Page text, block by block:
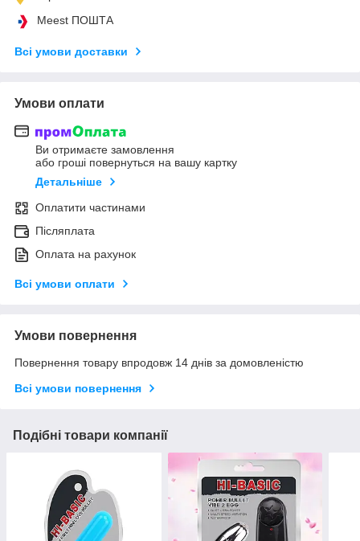
Meest ПОШТА
Всі умови доставки
Умови оплати
Ви отримаєте замовлення
або гроші повернуться на вашу картку
Детальніше
Оплатити частинами
Післяплата
Оплата на рахунок
Всі умови оплати
Умови повернення
Повернення товару впродовж 14 днів за домовленістю
Всі умови повернення
Подібні товари компанії